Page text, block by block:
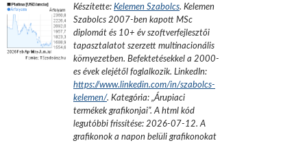
Készítette: Kelemen Szabolcs. Kelemen
Szabolcs 2007-ben kapott MSc
diplomát és 10+ év szoftverfejlesztői
tapasztalatot szerzett multinacionális
környezetben. Befektetésekkel a 2000-
es évek elejétől foglalkozik. LinkedIn:
https://www.linkedin.com/in/szabolcs-
kelemen/. Kategória: „Árupiaci
termékek grafikonjai”.A html kód
legutóbbi frissítése: 2026-07-12. A
grafikonok a napon belüli grafikonokat